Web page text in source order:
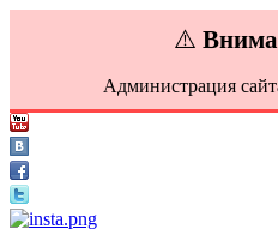
⚠️
Администрация